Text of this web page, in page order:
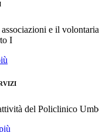
e il
I
del Policlinico